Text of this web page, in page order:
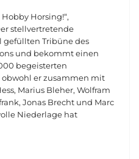
Horsing!“,
stellvertretende
gefüllten Tribüne des
und bekommt einen
begeisterten
er zusammen mit
Marius Bleher, Wolfram
Jonas Brecht und Marc
Niederlage hat